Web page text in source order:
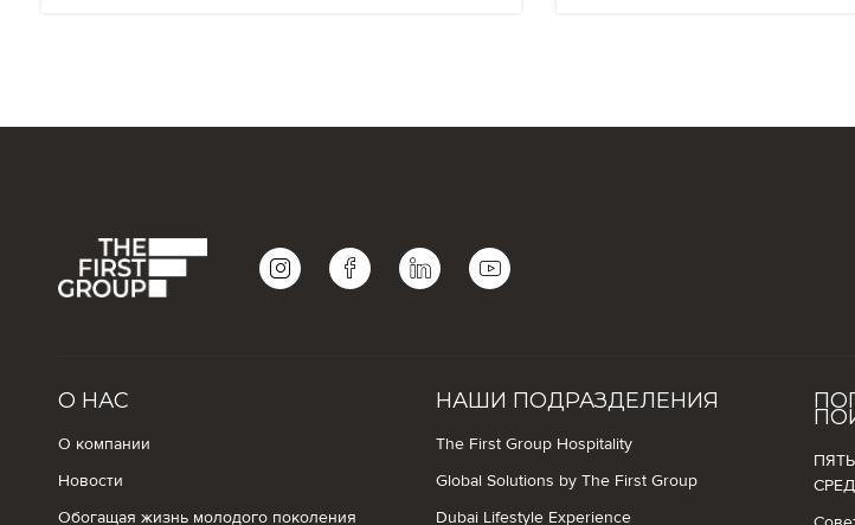
О НАС
О компании
Новости
Обогащая жизнь молодого поколения
НАШИ ПОДРАЗДЕЛЕНИЯ
The First Group Hospitality
Global Solutions by The First Group
Dubai Lifestyle Experience